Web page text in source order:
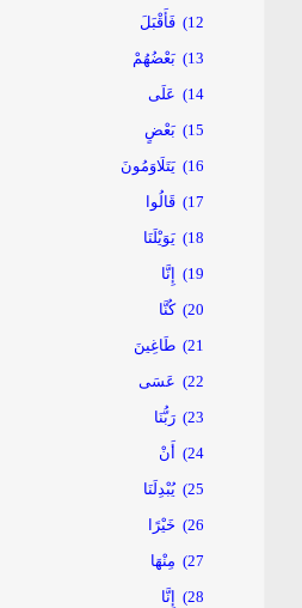
12)
فَأَقْبَلَ
13)
بَعْضُهُمْ
14)
عَلَى
15)
بَعْضٍ
16)
يَتَلَاوَمُونَ
17)
قَالُوا
18)
يَوَيْلَنَا
19)
إِنَّا
20)
كُنَّا
21)
طَاغِينَ
22)
عَسَى
23)
رَبُّنَا
24)
أَنْ
25)
يُبْدِلَنَا
26)
خَيْرًا
27)
مِنْهَا
28)
إِنَّا